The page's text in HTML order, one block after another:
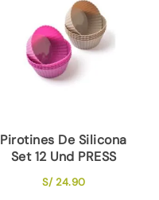
Pirotines De Silicona
Set 12 Und PRESS
S/24.90